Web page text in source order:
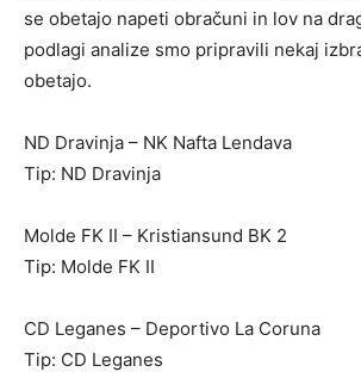
se obetajo napeti obračuni in lov na
podlagi analize smo pripravili nekaj
obetajo.
ND Dravinja – NK Nafta Lendava
Tip: ND Dravinja
Molde FK II – Kristiansund BK 2
Tip: Molde FK II
CD Leganes – Deportivo La Coruna
Tip: CD Leganes